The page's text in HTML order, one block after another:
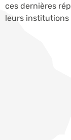
ces dernières
leurs institutions